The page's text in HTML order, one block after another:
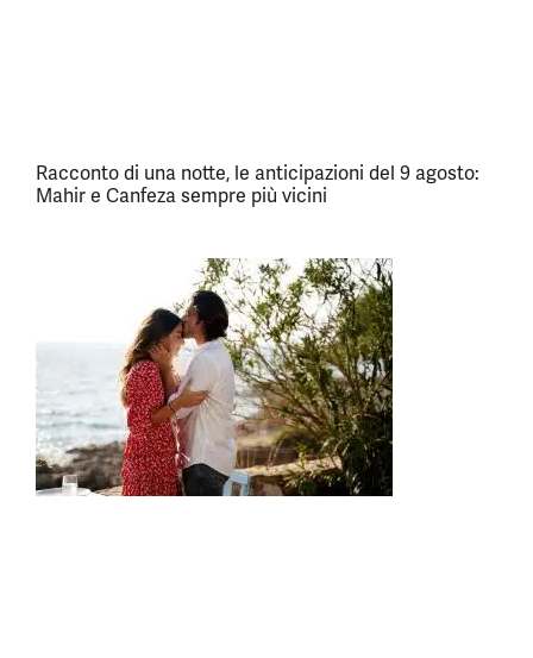
Racconto di una notte, le anticipazioni del 9 agosto:
Mahir e Canfeza sempre più vicini